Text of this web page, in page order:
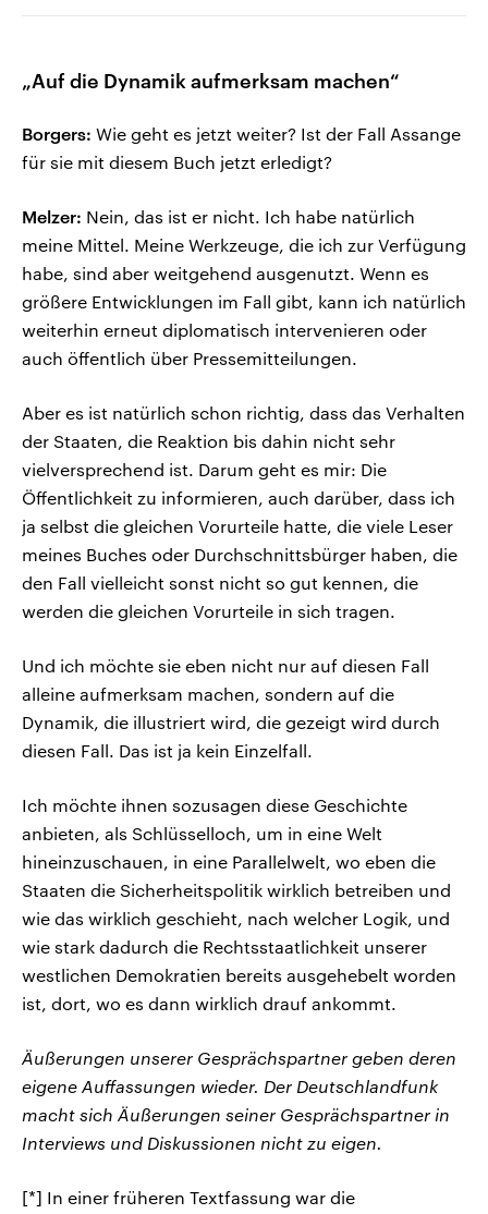
„Auf die Dynamik aufmerksam machen“
Borgers: Wie geht es jetzt weiter? Ist der Fall Assange
für sie mit diesem Buch jetzt erledigt?
Melzer: Nein, das ist er nicht. Ich habe natürlich
meine Mittel. Meine Werkzeuge, die ich zur Verfügung
habe, sind aber weitgehend ausgenutzt. Wenn es
größere Entwicklungen im Fall gibt, kann ich natürlich
weiterhin erneut diplomatisch intervenieren oder
auch öffentlich über Pressemitteilungen.
Aber es ist natürlich schon richtig, dass das Verhalten
der Staaten, die Reaktion bis dahin nicht sehr
vielversprechend ist. Darum geht es mir: Die
Öffentlichkeit zu informieren, auch darüber, dass ich
ja selbst die gleichen Vorurteile hatte, die viele Leser
meines Buches oder Durchschnittsbürger haben, die
den Fall vielleicht sonst nicht so gut kennen, die
werden die gleichen Vorurteile in sich tragen.
Und ich möchte sie eben nicht nur auf diesen Fall
alleine aufmerksam machen, sondern auf die
Dynamik, die illustriert wird, die gezeigt wird durch
diesen Fall. Das ist ja kein Einzelfall.
Ich möchte ihnen sozusagen diese Geschichte
anbieten, als Schlüsselloch, um in eine Welt
hineinzuschauen, in eine Parallelwelt, wo eben die
Staaten die Sicherheitspolitik wirklich betreiben und
wie das wirklich geschieht, nach welcher Logik, und
wie stark dadurch die Rechtsstaatlichkeit unserer
westlichen Demokratien bereits ausgehebelt worden
ist, dort, wo es dann wirklich drauf ankommt.
Äußerungen unserer Gesprächspartner geben deren
eigene Auffassungen wieder. Der Deutschlandfunk
macht sich Äußerungen seiner Gesprächspartner in
Interviews und Diskussionen nicht zu eigen.
[*] In einer früheren Textfassung war die